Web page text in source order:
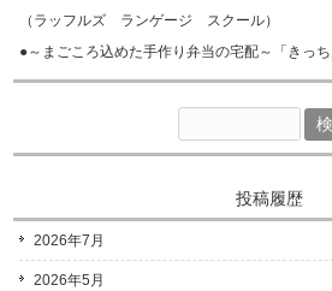
（ラッフルズ ランゲージ スクール）
●～まごころ込めた手作り弁当の宅配～「きっち
索:
投稿履歴
2026年7月
2026年5月